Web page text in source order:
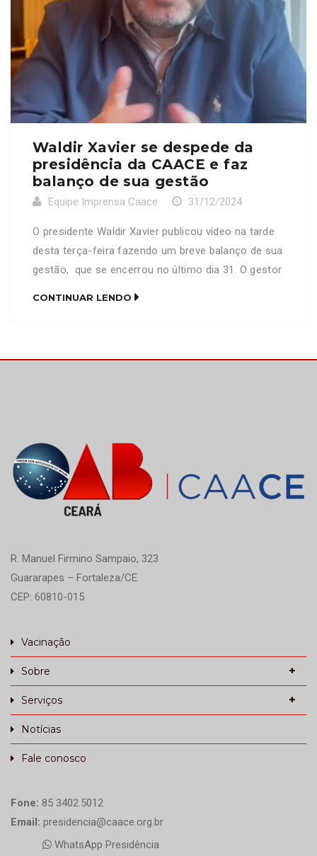
Waldir Xavier se despede da
presidência da CAACE e faz
balanço de sua gestão
Equipe Imprensa Caace 31/12/2024
O presidente Waldir Xavier publicou vídeo na tarde
desta terça-feira fazendo um breve balanço de sua
gestão, que se encerrou no último dia 31. O gestor
CONTINUAR LENDO
R. Manuel Firmino Sampaio, 323
Guararapes – Fortaleza/CE
CEP: 60810-015
Vacinação
Sobre
Serviços
Notícias
Fale conosco
Fone: 85 3402.5012
Email: presidencia@caace.org.br
WhatsApp Presidência